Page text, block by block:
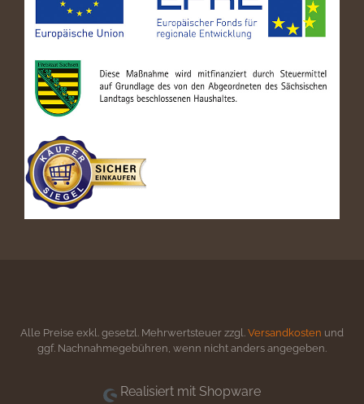
Alle Preise exkl. gesetzl. Mehrwertsteuer zzgl. Versandkosten und
ggf. Nachnahmegebühren, wenn nicht anders angegeben.
Realisiert mit Shopware